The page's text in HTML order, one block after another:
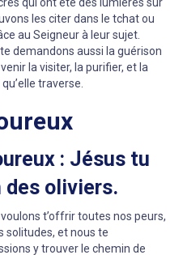
qui ont été des lumières sur
les citer dans le tchat ou
au Seigneur à leur sujet.
demandons aussi la guérison
la visiter, la purifier, et la
traverse.
: Jésus tu
des oliviers.
t’offrir toutes nos peurs,
solitudes, et nous te
y trouver le chemin de